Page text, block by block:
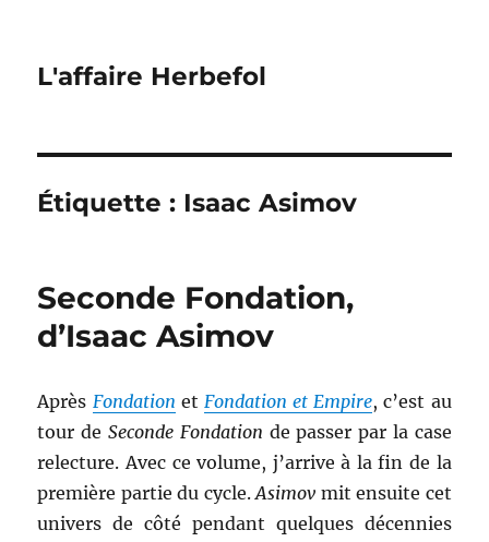
L'affaire Herbefol
Étiquette : Isaac Asimov
Seconde Fondation,
d’Isaac Asimov
Après Fondation et Fondation et Empire, c’est au
tour de Seconde Fondation de passer par la case
relecture. Avec ce volume, j’arrive à la fin de la
première partie du cycle.Asimov mit ensuite cet
univers de côté pendant quelques décennies